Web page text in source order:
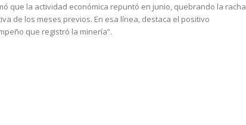
que la actividad económica repuntó en junio, quebrando la racha
de los meses previos. En esa línea, destaca el positivo
que registró la minería”.